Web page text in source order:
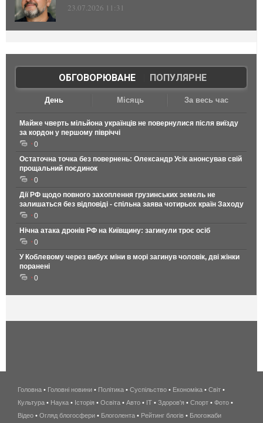
23.07.2026 11:31
ОБГОВОРЮВАНЕ| ПОПУЛЯРНЕ
День Місяць За весь час
Майже чверть мільйона українців не повернулися після виїзду
за кордон у першому півріччі
0
Остаточна точка без повернень: Олександр Усік анонсував свій
прощальний поєдинок
0
Дії РФ щодо повного захоплення грузинських земель не
залишаться без відповіді - спільна заява чотирьох країн Заходу
0
Нічна атака дронів РФ на Київщину: загинули троє осіб
0
У Коблевому через вибух міни в морі загинув чоловік, дві жінки
поранені
0
беспроводной
интернет
киев
Головна • Головні новини • Політика • Суспільство • Економіка • Світ •
Культура • Наука • Історія • Освіта • Авто • IT • Здоров'я • Спорт • Фото •
Відео • Огляд блогосфери • Блоголента • Рейтинг блогів • Блогожаби